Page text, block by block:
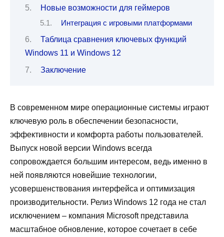
Новые возможности для геймеров
Интеграция с игровыми платформами
Таблица сравнения ключевых функций
Windows 11 и Windows 12
Заключение
В современном мире операционные системы играют
ключевую роль в обеспечении безопасности,
эффективности и комфорта работы пользователей.
Выпуск новой версии Windows всегда
сопровождается большим интересом, ведь именно в
ней появляются новейшие технологии,
усовершенствования интерфейса и оптимизация
производительности. Релиз Windows 12 года не стал
исключением – компания Microsoft представила
масштабное обновление, которое сочетает в себе